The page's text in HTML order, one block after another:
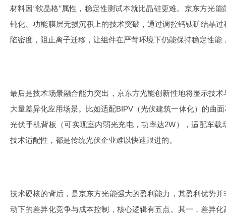
材料因“软晶格”属性，稳定性测试本就比晶硅更难。京东方光
钝化、功能膜层无损沉积上的技术突破，通过调控钙钛矿结晶
陷密度，阻止离子迁移，让组件在严苛环境下仍能保持稳定性
最后是技术场景融合能力突出，京东方光能创新性地将显示技
大量差异化应用场景。比如适配BIPV（光伏建筑一体化）的曲
光伏手机背板（可实现室内弱光充电，功率达2W），适配车
技术适配性，都是传统光伏企业难以快速跟进的。
技术硬核的背后，是京东方光能强大的盈利能力，其盈利优势
动下的差异化竞争与成本控制，核心逻辑有五点。其一，差异